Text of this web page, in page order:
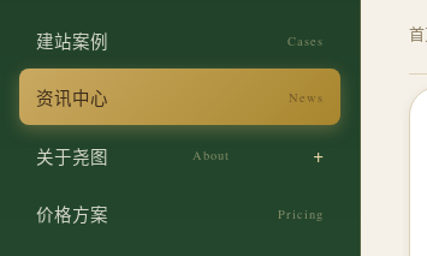
实体工厂营销整站
郑州本地化 SEO
网站安全防护
制造业建站
服务业建站
初创企业建站
建站案例 Cases
资讯中心 News
关于尧图 About
设计团队
价格方案 Pricing